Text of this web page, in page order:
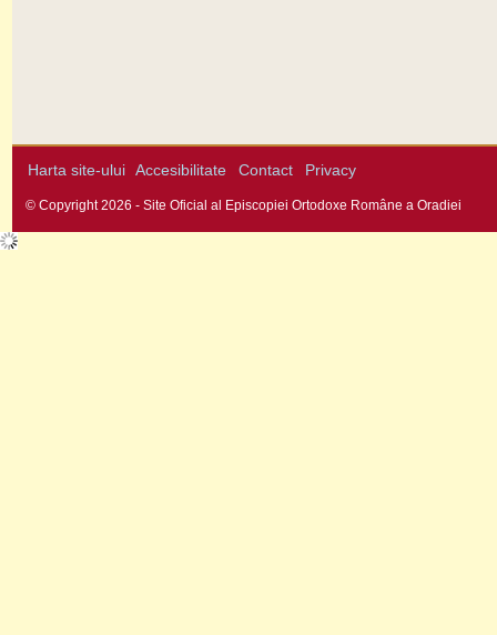
Harta site-ului Accesibilitate Contact Privacy
© Copyright 2026 - Site Oficial al Episcopiei Ortodoxe Române a Oradiei